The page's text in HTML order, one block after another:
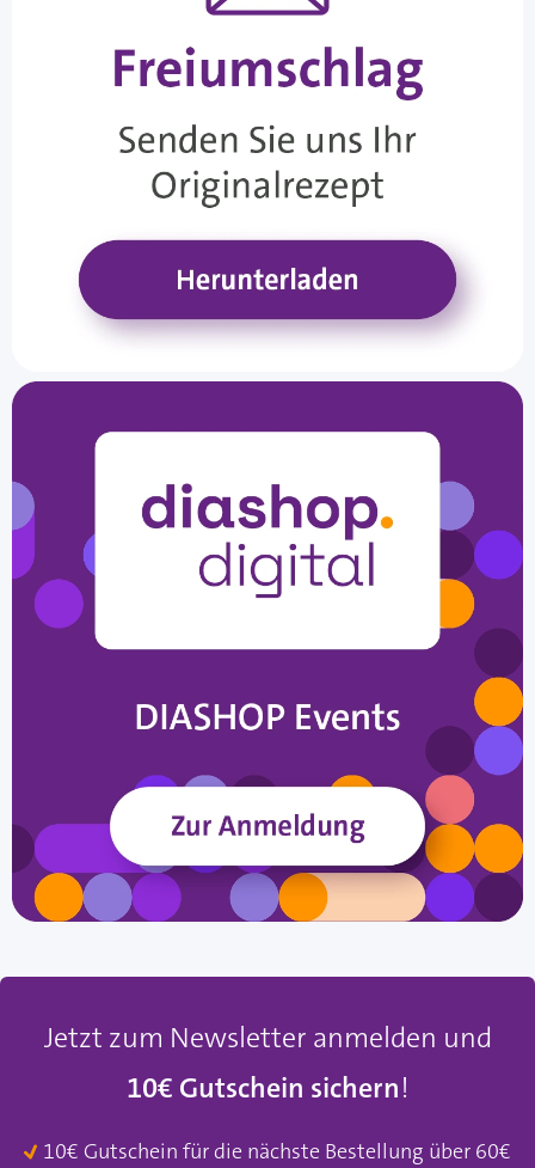
Jetzt zum Newsletter anmelden und
10€ Gutschein sichern!
10€ Gutschein für die nächste Bestellung über 60€